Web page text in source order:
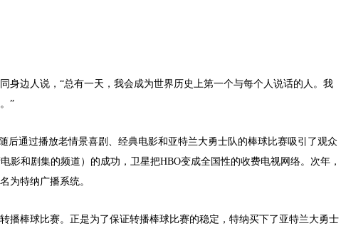
身边人说，“总有一天，我会成为世界历史上第一个与每个人说话的人。我
”
后通过播放老情景喜剧、经典电影和亚特兰大勇士队的棒球比赛吸引了观众
影和剧集的频道）的成功，卫星把HBO变成全国性的收费电视网络。次年，
为特纳广播系统。
播棒球比赛。正是为了保证转播棒球比赛的稳定，特纳买下了亚特兰大勇士